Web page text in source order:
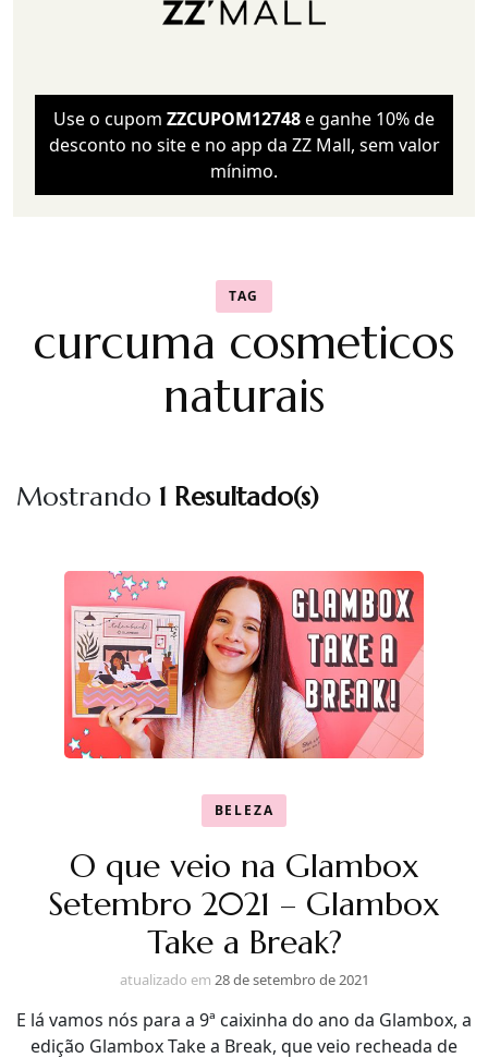
Use o cupom ZZCUPOM12748e ganhe 10% de
desconto no site e no app da ZZ Mall, sem valor
mínimo.
TAG
curcuma cosmeticos
naturais
Mostrando 1 Resultado(s)
BELEZA
O que veio na Glambox
Setembro 2021 – Glambox
Take a Break?
atualizado em 28 de setembro de 2021
E lá vamos nós para a 9ª caixinha do ano da Glambox, a
edição Glambox Take a Break, que veio recheada de